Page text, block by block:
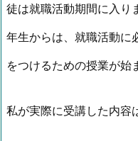
徒は就職活動期間に入り
年生からは、就職活動に
をつけるための授業が始
私が実際に受講した内容